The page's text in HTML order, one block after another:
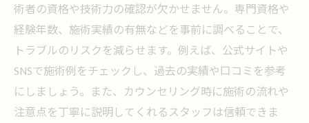
術者の資格や技術力の確認が欠かせません。専門資格や
経験年数、施術実績の有無などを事前に調べることで、
トラブルのリスクを減らせます。例えば、公式サイトや
SNSで施術例をチェックし、過去の実績や口コミを参考
にしましょう。また、カウンセリング時に施術の流れや
注意点を丁寧に説明してくれるスタッフは信頼できま